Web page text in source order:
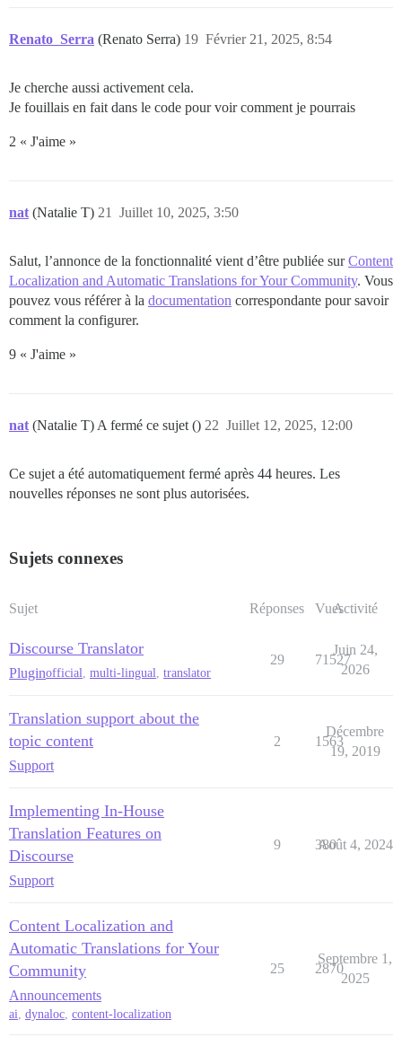
Renato_Serra (Renato Serra) Février 21, 2025, 8:54
19
Je cherche aussi activement cela.
Je fouillais en fait dans le code pour voir comment je pourrais
2 « J'aime »
nat (Natalie T) Juillet 10, 2025, 3:50
21
Salut, l’annonce de la fonctionnalité vient d’être publiée surContent
Localization and Automatic Translations for Your Community. Vous
pouvez vous référer à la documentation correspondante pour savoir
comment la configurer.
9 « J'aime »
nat (Natalie T) A fermé ce sujet () Juillet 12, 2025, 12:00
22
Ce sujet a été automatiquement fermé après 44 heures. Les
nouvelles réponses ne sont plus autorisées.
Sujets connexes
Sujet Réponses VuesActivité
Discourse Translator
Pluginofficial, multi-lingual, translator
29 71527
Juin 24,
2026
Translation support about the
topic content
Support
2 1563
Décembre
19, 2019
Implementing In-House
Translation Features on
Discourse
Support
9 380
Août 4, 2024
Content Localization and
Automatic Translations for Your
Community
Announcements
ai dynaloc content-localization
25 2870
Septembre 1,
2025